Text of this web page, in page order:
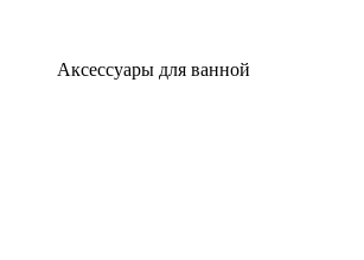
Аксессуары для ванной